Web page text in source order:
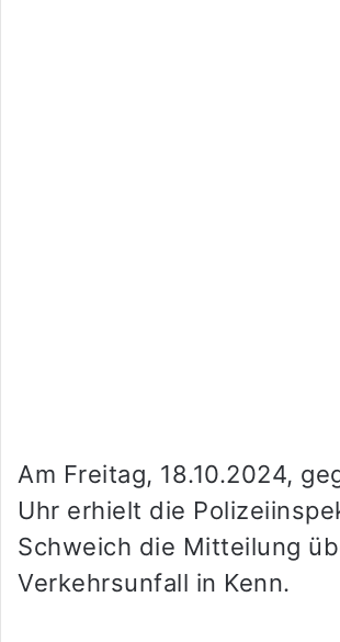
Am Freitag, 18.10.2024,
Uhr erhielt die
Schweich die Mitteilung
Verkehrsunfall in Kenn.